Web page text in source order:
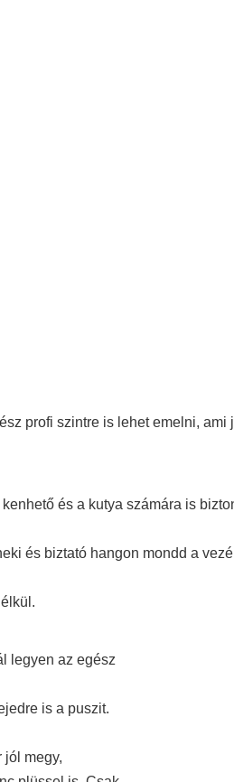
profi szintre is lehet emelni, ami
és a kutya számára is
és biztató hangon mondd a
legyen az egész
is a puszit.
jól megy,